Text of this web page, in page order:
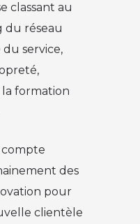
classant au
du réseau
service,
la formation
compte
des
pour
clientèle